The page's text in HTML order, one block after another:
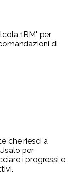
1RM" per
di
che riesci a
per
i progressi e